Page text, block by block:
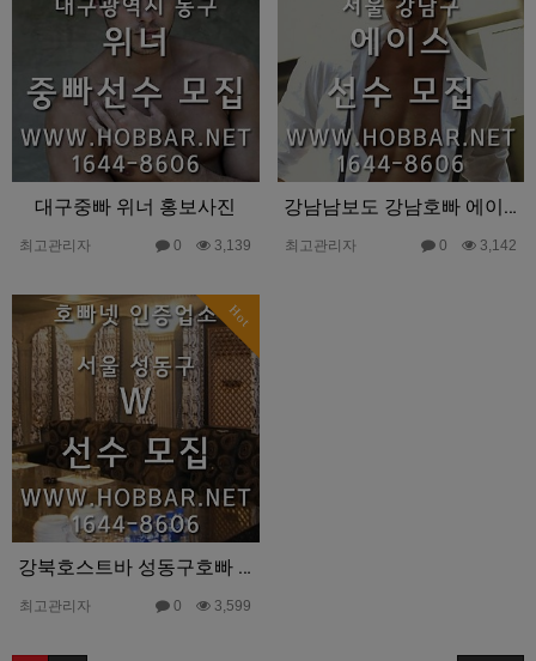
대구중빠 위너 홍보사진
최고관리자 0 3,139
강남남보도 강남호빠 에이스 홍보글
최고관리자 0 3,142
Hot
강북호스트바 성동구호빠 W 홍보사진
최고관리자 0 3,599